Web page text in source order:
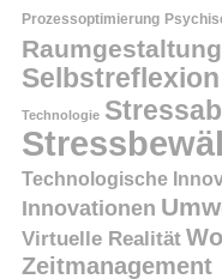
Prozessoptimierung
Raumgestaltung
Selbstreflexion
Technologie
Technologische
Innovationen
Virtuelle Realität
Zeitmanagement